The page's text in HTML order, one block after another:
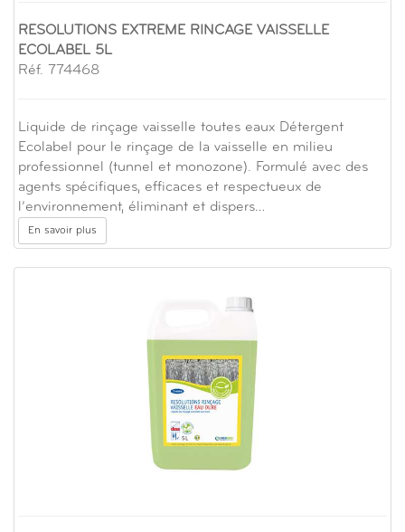
RESOLUTIONS EXTREME RINCAGE VAISSELLE
ECOLABEL 5L
Réf. 774468
Liquide de rinçage vaisselle toutes eaux Détergent
Ecolabel pour le rinçage de la vaisselle en milieu
professionnel (tunnel et monozone). Formulé avec des
agents spécifiques, efficaces et respectueux de
l’environnement, éliminant et dispers…
En savoir plus